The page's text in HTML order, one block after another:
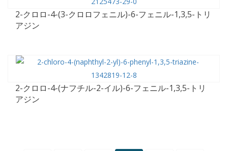
2-クロロ-4-(3-クロロフェニル)-6-フェニル-1,3,5-トリ
アジン
2-クロロ-4-(ナフチル-2-イル)-6-フェニル-1,3,5-トリ
アジン